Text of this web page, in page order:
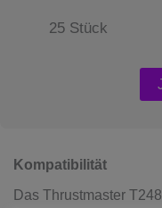
25 Stück
Kompatibilität
Das Thrustmaster